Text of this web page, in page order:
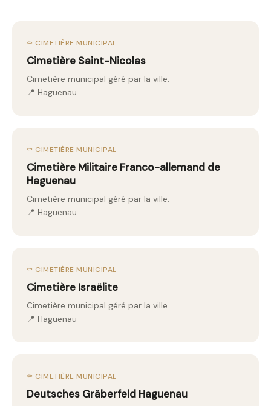
⚰️ CIMETIÈRE MUNICIPAL
Cimetière Saint-Nicolas
Cimetière municipal géré par la ville.
📍 Haguenau
⚰️ CIMETIÈRE MUNICIPAL
Cimetière Militaire Franco-allemand de
Haguenau
Cimetière municipal géré par la ville.
📍 Haguenau
⚰️ CIMETIÈRE MUNICIPAL
Cimetière Israëlite
Cimetière municipal géré par la ville.
📍 Haguenau
⚰️ CIMETIÈRE MUNICIPAL
Deutsches Gräberfeld Haguenau